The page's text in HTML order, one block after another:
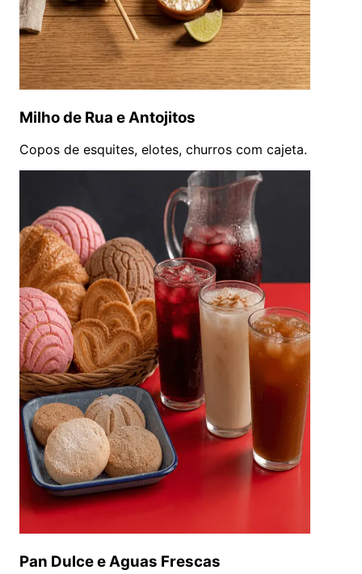
Milho de Rua e Antojitos
Copos de esquites, elotes, churros com cajeta.
Pan Dulce e Aguas Frescas